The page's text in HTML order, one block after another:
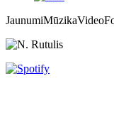
JaunumiMūzikaVideo